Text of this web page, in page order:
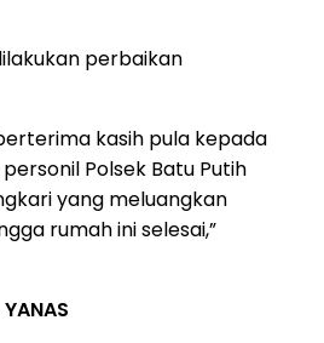
perbaikan
kasih pula kepada
Polsek Batu Putih
yang meluangkan
rumah ini selesai,”